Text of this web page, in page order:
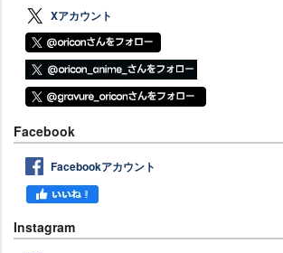
Xアカウント
Facebook
Facebookアカウント
Instagram